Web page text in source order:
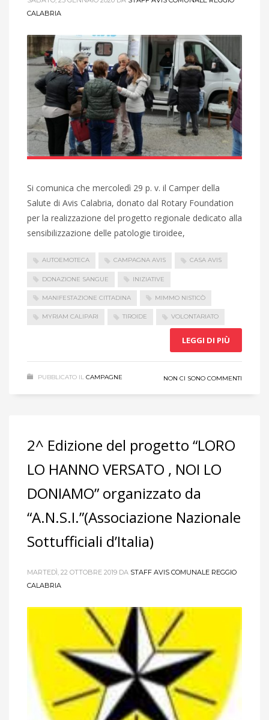
CALABRIA
Si comunica che mercoledì 29 p. v. il Camper della
Salute di Avis Calabria, donato dal Rotary Foundation
per la realizzazione del progetto regionale dedicato alla
sensibilizzazione delle patologie tiroidee,
AUTOEMOTECA CAMPAGNA AVIS CASA AVIS
DONAZIONE SANGUE INIZIATIVE
MANIFESTAZIONE CITTADINA MIMMO NISTICÒ
MYRIAM CALIPARI TIROIDE VOLONTARIATO
LEGGI DI PIÙ
PUBBLICATO IL CAMPAGNE NON CI SONO COMMENTI
2^ Edizione del progetto “LORO
LO HANNO VERSATO , NOI LO
DONIAMO” organizzato da
“A.N.S.I.”(Associazione Nazionale
Sottufficiali d’Italia)
MARTEDÌ, 22 OTTOBRE 2019 DA STAFF AVIS COMUNALE REGGIO
CALABRIA